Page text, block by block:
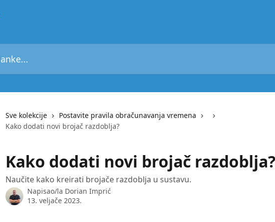
Sve kolekcije
Postavite pravila obračunavanja vremena
Kako dodati novi brojač razdoblja?
Kako dodati novi brojač razdoblja?
Naučite kako kreirati brojače razdoblja u sustavu.
Napisao/la Dorian Imprić
13. veljače 2023.